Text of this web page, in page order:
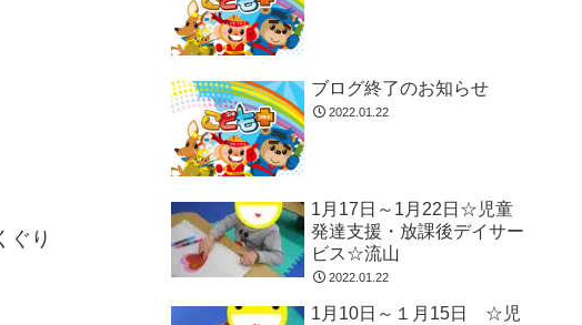
ぐり
ブログ終了のお知らせ
2022.01.22
1月17日～1月22日☆児童
発達支援・放課後デイサー
ビス☆流山
2022.01.22
1月10日～１月15日 ☆児